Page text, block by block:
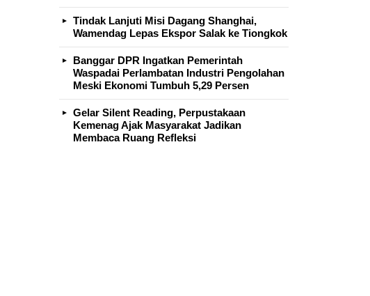
Tindak Lanjuti Misi Dagang Shanghai,
Wamendag Lepas Ekspor Salak ke Tiongkok
Banggar DPR Ingatkan Pemerintah
Waspadai Perlambatan Industri Pengolahan
Meski Ekonomi Tumbuh 5,29 Persen
Gelar Silent Reading, Perpustakaan
Kemenag Ajak Masyarakat Jadikan
Membaca Ruang Refleksi